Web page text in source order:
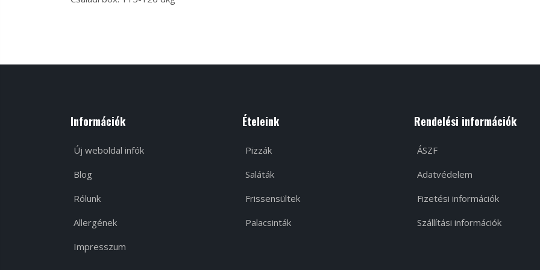
Információk
Új weboldal infók
Blog
Rólunk
Allergének
Impresszum
Ételeink
Pizzák
Saláták
Frissensültek
Palacsinták
Rendelési információk
ÁSZF
Adatvédelem
Fizetési információk
Szállítási információk